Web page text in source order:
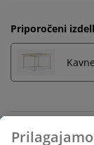
Priporočeni
Neomejena